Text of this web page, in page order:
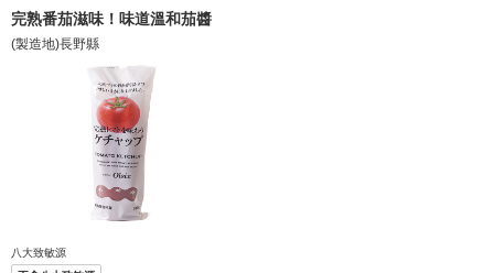
完熟番茄滋味！味道溫和茄醬
(製造地)長野縣
八大致敏源